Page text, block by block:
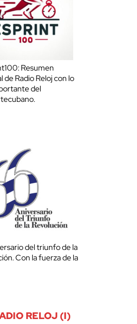
Resumen
de Radio Reloj con lo
del
del triunfo de la
Con la fuerza de la
RELOJ (I)